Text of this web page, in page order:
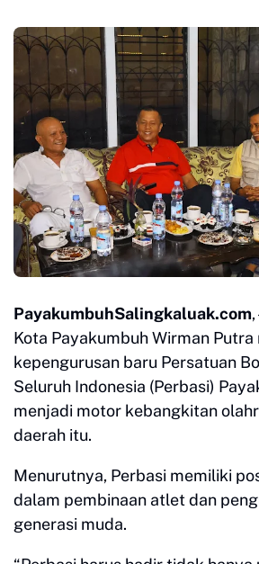
PayakumbuhSalingkaluak.com
Kota Payakumbuh Wirman
kepengurusan baru Persatuan
Seluruh Indonesia (Perbasi)
menjadi motor kebangkitan
daerah itu.
Menurutnya, Perbasi memiliki
dalam pembinaan atlet dan
generasi muda.